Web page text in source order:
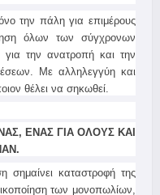
την πάλη για επιμέρους
όλων των σύγχρονων
για την ανατροπή και την
Με αλληλεγγύη και
θέλει να σηκωθεί.
ΕΝΑΣ ΓΙΑ ΟΛΟΥΣ ΚΑΙ
σημαίνει καταστροφή της
των μονοπωλίων,